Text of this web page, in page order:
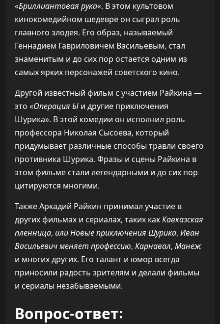
«Бриллиантовая рука«. В этом культовом
кинокомедийном шедевре он сыграл роль
главного злодея. Его образ, называемый
Геннадием Гавриловичем Васильевым, стал
знаменитым и до сих пор остается одним из
самых ярких персонажей советского кино.
Другой известный фильм с участием Райкина —
это «Операция Ы и другие приключения
Шурика». В этой комедии он исполнил роль
профессора Николая Сысоева, который
придумывает различные способы травли своего
противника Шурика. Фразы и сцены Райкина в
этом фильме стали легендарными и до сих пор
цитируются многими.
Также Аркадий Райкин принимал участие в
других фильмах и сериалах, таких какКавказская
пленница, или Новые приключения Шурика, Иван
Васильевич меняет профессию, Карнавал, Манеж
и многих других. Его талант и юмор всегда
приносили радость зрителям и делали фильмы
и сериалы незабываемыми.
Вопрос-ответ: